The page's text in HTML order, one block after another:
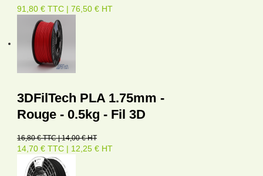
91,80 € TTC | 76,50 € HT
3DFilTech PLA 1.75mm -
Rouge - 0.5kg - Fil 3D
16,80 € TTC | 14,00 € HT
14,70 € TTC | 12,25 € HT